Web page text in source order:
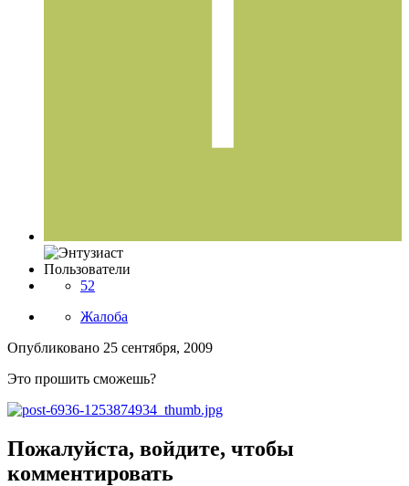
Пользователи
52
Жалоба
Опубликовано 25 сентября, 2009
Это прошить сможешь?
Пожалуйста, войдите, чтобы
комментировать